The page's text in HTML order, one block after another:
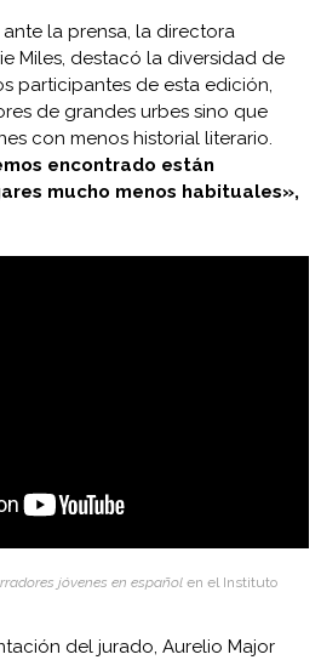
la prensa, la directora
Miles, destacó la diversidad de
participantes de esta edición,
de grandes urbes sino que
con menos historial literario.
encontrado están
mucho menos habituales»,
jóvenes en español en el Instituto
del jurado, Aurelio Major